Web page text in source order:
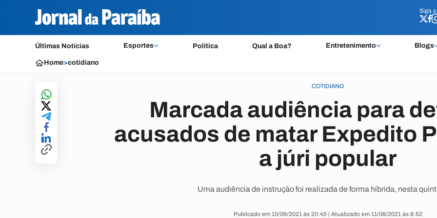
Siga o
Últimas Notícias Esportes Política Qual a Boa? Entretenimento Blogs
Siga o
Home>cotidiano
COTIDIANO
Marcada audiência para
acusados de matar Expedito
a júri popular
Uma audiência de instrução foi realizada de forma híbrida, nesta
Publicado em 10/06/2021 às 20:45 | Atualizado em 11/06/2021 às 8:52